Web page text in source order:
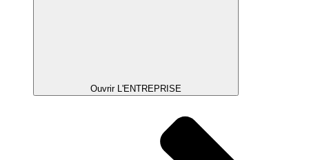
Ouvrir L'ENTREPRISE